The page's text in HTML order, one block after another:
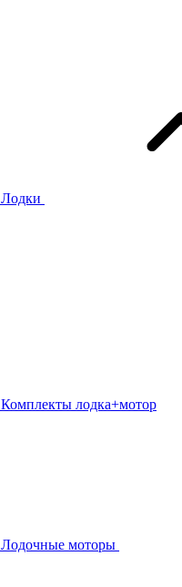
Лодки
Комплекты лодка+мотор
Лодочные моторы